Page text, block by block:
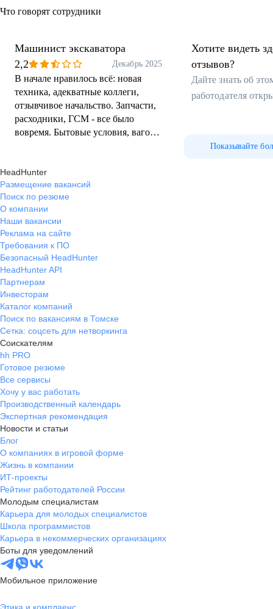
Что говорят сотрудники
Машинист экскаватора
2,2
Декабрь 2025
В начале нравилось всё: новая
техника, адекватные коллеги,
отзывчивое начальство. Запчасти,
расходники, ГСМ - все было
вовремя. Бытовые условия, вагоны
душевая на объекте, проживание
по 4 человека, простой и ремонт
оплачивается как рабочий день.
Покупают билеты на самолёт,
встречают с рейса и отправляют на
рейс.
Хотите видеть
отзывов?
Дайте знать об
работодателя
Показывайте
HeadHunter
Размещение вакансий
Поиск по резюме
О компании
Наши вакансии
Реклама на сайте
Требования к ПО
Безопасный HeadHunter
HeadHunter API
Партнерам
Инвесторам
Каталог компаний
Поиск по вакансиям в Томске
Сетка: соцсеть для нетворкинга
Соискателям
hh PRO
Готовое резюме
Все сервисы
Хочу у вас работать
Производственный календарь
Экспертная рекомендация
Новости и статьи
Блог
О компаниях в игровой форме
Жизнь в компании
ИТ-проекты
Рейтинг работодателей России
Молодым специалистам
Карьера для молодых специалистов
Школа программистов
Карьера в некоммерческих организациях
Боты для уведомлений
Мобильное приложение